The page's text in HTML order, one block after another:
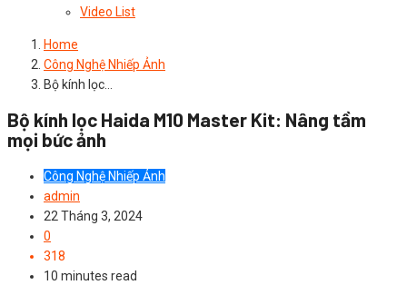
Video List
Home
Công Nghệ Nhiếp Ảnh
Bộ kính lọc…
Bộ kính lọc Haida M10 Master Kit: Nâng tầm
mọi bức ảnh
Công Nghệ Nhiếp Ảnh
admin
22 Tháng 3, 2024
0
318
10 minutes read